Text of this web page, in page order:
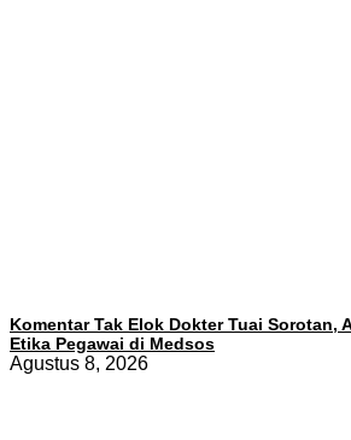
Komentar Tak Elok Dokter Tuai Sorotan,
Etika Pegawai di Medsos
Agustus 8, 2026